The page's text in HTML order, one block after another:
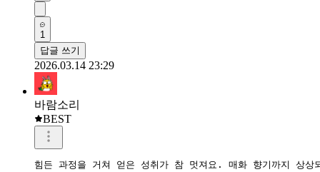
1
답글 쓰기
2026.03.14 23:29
바람소리
BEST
힘든 과정을 거쳐 얻은 성취가 참 멋져요. 매화 향기까지 상상